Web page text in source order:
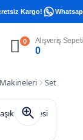
Kargo! Whatsapp
0 Alışveriş Sepeti
0
Set Altı